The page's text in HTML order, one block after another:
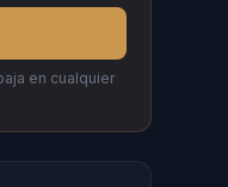
en cualquier